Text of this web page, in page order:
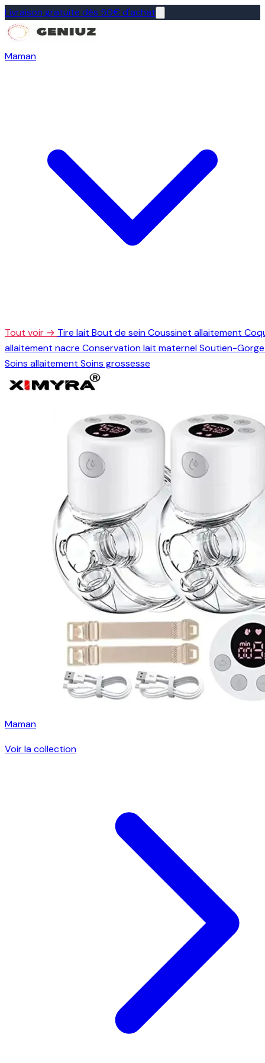
Livraison gratuite dès 50€ d'achat
Maman
Tout voir → Tire lait Bout de seinCoussinet allaitement
allaitement nacre Conservation lait maternelSoutien-
Soins allaitement Soins grossesse
Maman
Voir la collection